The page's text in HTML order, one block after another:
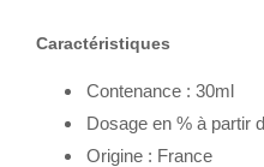
Caractéristiques
Contenance : 30ml
Dosage en % à partir
Origine : France